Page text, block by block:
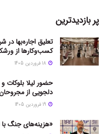
پر بازدیدترین
تعلیق اجاره‌بها
کسب‌وکارها از
حضور لیلا بلوکات
دلجویی از
«هزینه‌های جنگ با